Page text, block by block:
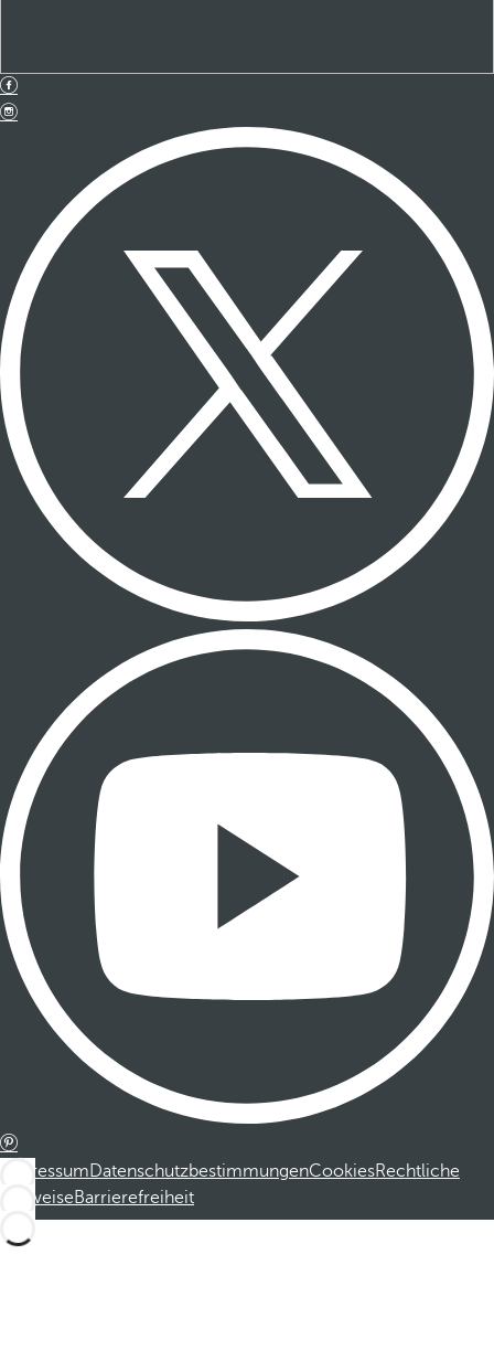
ImpressumDatenschutzbestimmungenCookiesRechtliche
HinweiseBarrierefreiheit